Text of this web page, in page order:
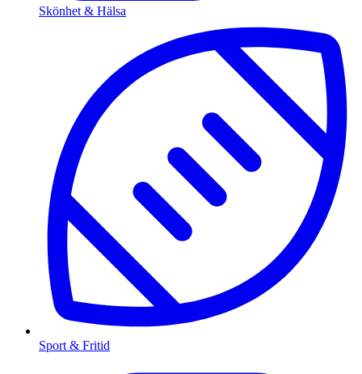
Skönhet & Hälsa
Sport & Fritid